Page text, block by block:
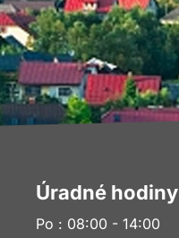
Úradné hodiny
Po : 08:00 - 14:00